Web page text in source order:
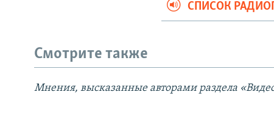
СПИСОК
Смотрите также
Мнения, высказанные авторами раздела